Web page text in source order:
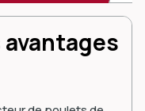
avantages